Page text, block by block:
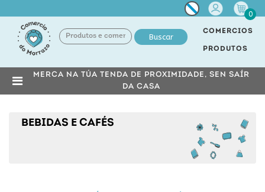
Miña
conta
0
Buscar
COMERCIOS
PRODUTOS
MERCA NA TÚA TENDA DE PROXIMIDADE, SEN SAÍR
DA CASA
BEBIDAS E CAFÉS